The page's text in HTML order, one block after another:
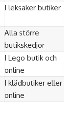
I leksaker butiker
Alla större
butikskedjor
I Lego butik och
online
I klädbutiker eller
online